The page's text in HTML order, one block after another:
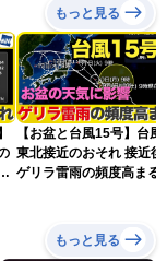
もっと見る
【お盆と台風15号】台風
東北接近のおそれ 接近後
ゲリラ雷雨の頻度高まる
もっと見る